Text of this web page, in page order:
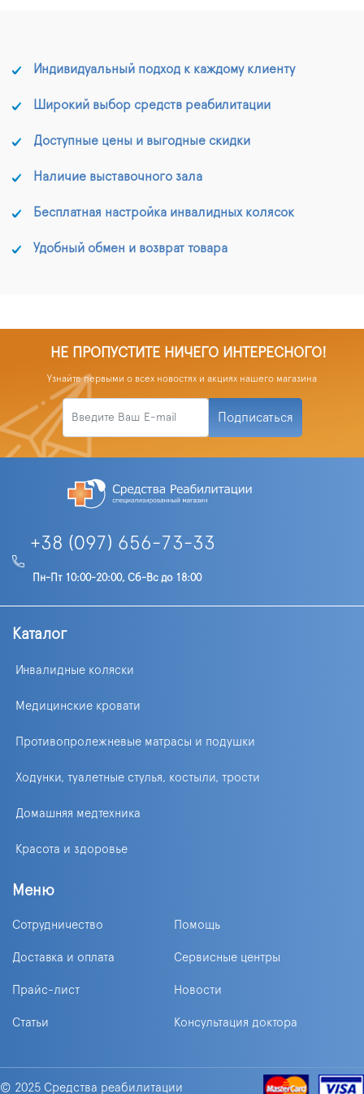
Индивидуальный подход к каждому клиенту
Широкий выбор средств реабилитации
Доступные цены и выгодные скидки
Наличие выставочного зала
Бесплатная настройка инвалидных колясок
Удобный обмен и возврат товара
НЕ ПРОПУСТИТЕ НИЧЕГО ИНТЕРЕСНОГО!
Узнайте первыми о всех новостях и акциях нашего магазина
Подписаться
+38 (097) 656-73-33
Пн-Пт 10:00-20:00, Сб-Вс до 18:00
Каталог
Инвалидные коляски
Медицинские кровати
Противопролежневые матрасы и подушки
Ходунки, туалетные стулья, костыли, трости
Домашняя медтехника
Красота и здоровье
Меню
Сотрудничество Помощь
Доставка и оплата Сервисные центры
Прайс-лист Новости
Статьи Консультация доктора
© 2025 Средства реабилитации